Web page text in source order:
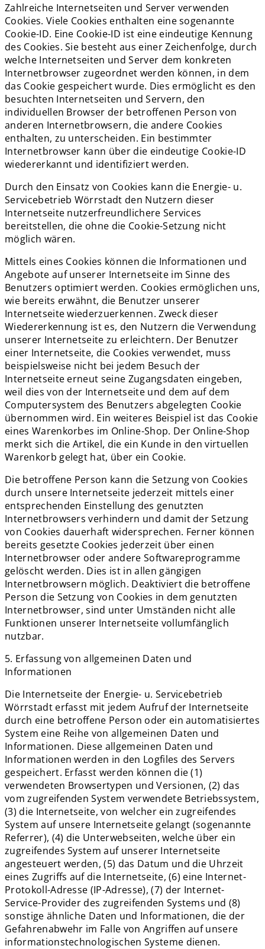
Zahlreiche Internetseiten und Server verwenden
Cookies. Viele Cookies enthalten eine sogenannte
Cookie-ID. Eine Cookie-ID ist eine eindeutige Kennung
des Cookies. Sie besteht aus einer Zeichenfolge, durch
welche Internetseiten und Server dem konkreten
Internetbrowser zugeordnet werden können, in dem
das Cookie gespeichert wurde. Dies ermöglicht es den
besuchten Internetseiten und Servern, den
individuellen Browser der betroffenen Person von
anderen Internetbrowsern, die andere Cookies
enthalten, zu unterscheiden. Ein bestimmter
Internetbrowser kann über die eindeutige Cookie-ID
wiedererkannt und identifiziert werden.
Durch den Einsatz von Cookies kann die Energie- u.
Servicebetrieb Wörrstadt den Nutzern dieser
Internetseite nutzerfreundlichere Services
bereitstellen, die ohne die Cookie-Setzung nicht
möglich wären.
Mittels eines Cookies können die Informationen und
Angebote auf unserer Internetseite im Sinne des
Benutzers optimiert werden. Cookies ermöglichen uns,
wie bereits erwähnt, die Benutzer unserer
Internetseite wiederzuerkennen. Zweck dieser
Wiedererkennung ist es, den Nutzern die Verwendung
unserer Internetseite zu erleichtern. Der Benutzer
einer Internetseite, die Cookies verwendet, muss
beispielsweise nicht bei jedem Besuch der
Internetseite erneut seine Zugangsdaten eingeben,
weil dies von der Internetseite und dem auf dem
Computersystem des Benutzers abgelegten Cookie
übernommen wird. Ein weiteres Beispiel ist das Cookie
eines Warenkorbes im Online-Shop. Der Online-Shop
merkt sich die Artikel, die ein Kunde in den virtuellen
Warenkorb gelegt hat, über ein Cookie.
Die betroffene Person kann die Setzung von Cookies
durch unsere Internetseite jederzeit mittels einer
entsprechenden Einstellung des genutzten
Internetbrowsers verhindern und damit der Setzung
von Cookies dauerhaft widersprechen. Ferner können
bereits gesetzte Cookies jederzeit über einen
Internetbrowser oder andere Softwareprogramme
gelöscht werden. Dies ist in allen gängigen
Internetbrowsern möglich. Deaktiviert die betroffene
Person die Setzung von Cookies in dem genutzten
Internetbrowser, sind unter Umständen nicht alle
Funktionen unserer Internetseite vollumfänglich
nutzbar.
5. Erfassung von allgemeinen Daten und
Informationen
Die Internetseite der Energie- u. Servicebetrieb
Wörrstadt erfasst mit jedem Aufruf der Internetseite
durch eine betroffene Person oder ein automatisiertes
System eine Reihe von allgemeinen Daten und
Informationen. Diese allgemeinen Daten und
Informationen werden in den Logfiles des Servers
gespeichert. Erfasst werden können die (1)
verwendeten Browsertypen und Versionen, (2) das
vom zugreifenden System verwendete Betriebssystem,
(3) die Internetseite, von welcher ein zugreifendes
System auf unsere Internetseite gelangt (sogenannte
Referrer), (4) die Unterwebseiten, welche über ein
zugreifendes System auf unserer Internetseite
angesteuert werden, (5) das Datum und die Uhrzeit
eines Zugriffs auf die Internetseite, (6) eine Internet-
Protokoll-Adresse (IP-Adresse), (7) der Internet-
Service-Provider des zugreifenden Systems und (8)
sonstige ähnliche Daten und Informationen, die der
Gefahrenabwehr im Falle von Angriffen auf unsere
informationstechnologischen Systeme dienen.